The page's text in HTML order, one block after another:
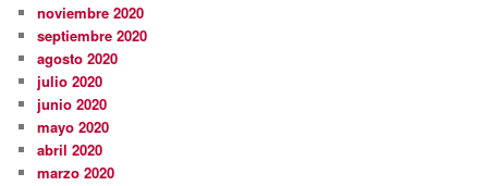
noviembre 2020
septiembre 2020
agosto 2020
julio 2020
junio 2020
mayo 2020
abril 2020
marzo 2020